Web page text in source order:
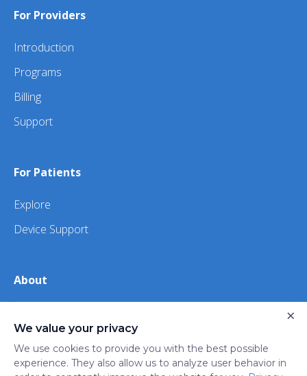
For Providers
Introduction
Programs
Billing
Support
For Patients
Explore
Device Support
About
iHealth
We value your privacy
We use cookies to provide you with the best possible
experience. They also allow us to analyze user behavior in
×